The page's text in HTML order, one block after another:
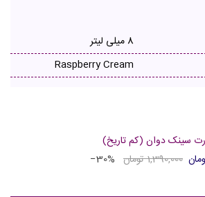
8 میلی لیتر
Raspberry Cream
سینک دوان (کم تاریخ)
1,390,000 تومان ‎−30%